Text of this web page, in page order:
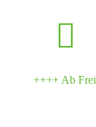
++++ Ab